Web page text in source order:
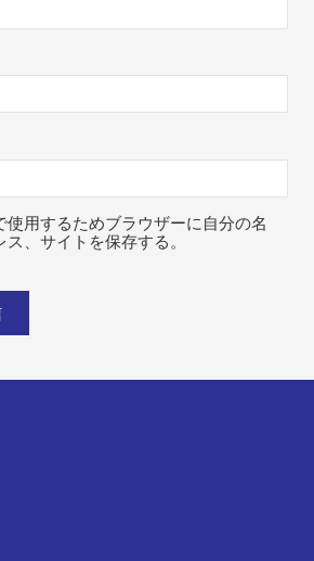
使用するためブラウザーに自分の名
、サイトを保存する。